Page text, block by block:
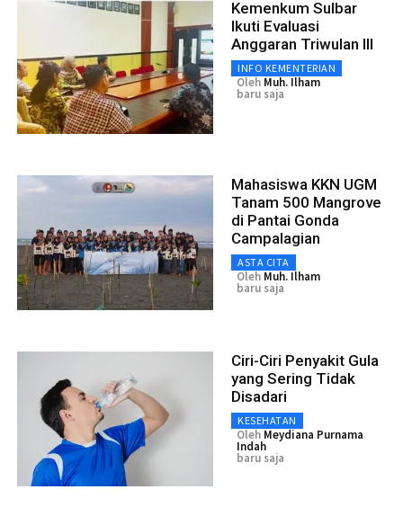
Kemenkum Sulbar
Ikuti Evaluasi
Anggaran Triwulan III
INFO KEMENTERIAN
Oleh Muh. Ilham
baru saja
Mahasiswa KKN UGM
Tanam 500 Mangrove
di Pantai Gonda
Campalagian
ASTA CITA
Oleh Muh. Ilham
baru saja
Ciri-Ciri Penyakit Gula
yang Sering Tidak
Disadari
KESEHATAN
Oleh Meydiana Purnama
Indah
baru saja